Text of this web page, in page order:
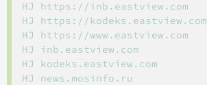
HJ https://inb.eastview.com
HJ https://kodeks.eastview.com
HJ https://www.eastview.com
HJ inb.eastview.com
HJ kodeks.eastview.com
HJ news.mosinfo.ru